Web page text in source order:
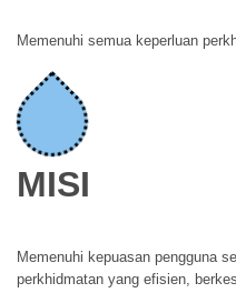
Memenuhi semua keperluan
MISI
Memenuhi kepuasan pengguna
perkhidmatan yang efisien,